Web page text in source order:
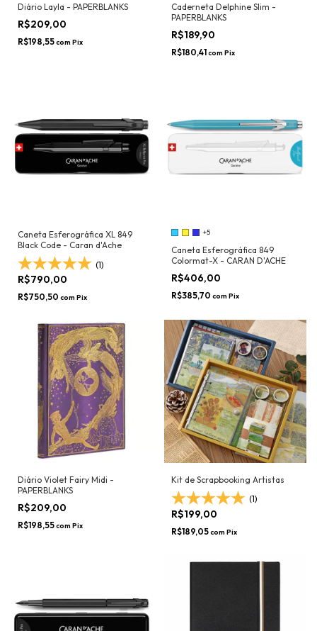
Diário Layla - PAPERBLANKS
R$209,00
R$198,55com Pix
Caderneta Delphine Slim -
PAPERBLANKS
R$189,90
R$180,41com Pix
Caneta Esferográfica XL 849
Black Code - Caran d'Ache
(1)
R$790,00
R$750,50 com Pix
+5
Caneta Esferográfica 849
Colormat-X - CARAN D'ACHE
R$406,00
R$385,70 com Pix
Diário Violet Fairy Midi -
PAPERBLANKS
R$209,00
R$198,55com Pix
Kit de Scrapbooking Artistas
(1)
R$199,00
R$189,05com Pix